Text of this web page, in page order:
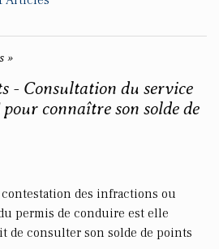
»
- Consultation du service
connaître son solde de
des infractions ou
permis de conduire est elle
de consulter son solde de points